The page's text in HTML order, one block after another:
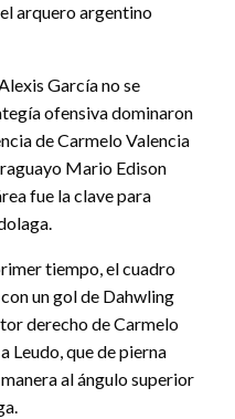
arquero argentino
García no se
ofensiva dominaron
de Carmelo Valencia
Mario Edison
fue la clave para
tiempo, el cuadro
un gol de Dahwling
derecho de Carmelo
Leudo, que de pierna
al ángulo superior